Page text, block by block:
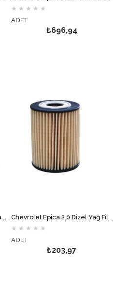
★ ★ ★ ★ ★
ADET
₺696,94
★ ★ ★ ★ ★
ADET
₺203,97